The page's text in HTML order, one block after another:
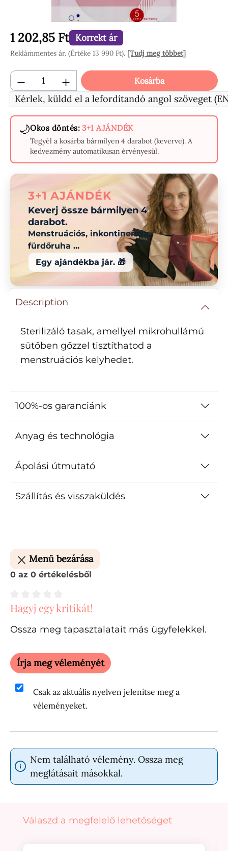
1 202,85 Ft Korrekt ár
Reklámmentes ár. (Értéke 13 990 Ft). [Tudj meg többet]
Termékmennyiség: Adja meg a kívánt
Kérlek, küldd el a lefordítandó angol szöveget
Kosárba
🌙Okos döntés: 3+1 AJÁNDÉK
Tegyél a kosárba bármilyen 4 darabot (keverve). A
kedvezmény automatikusan érvényesül.
3+1 AJÁNDÉK
Keverj össze bármilyen 4
darabot.
Menstruációs, inkontinencia,
fürdőruha ...
Egy ajándékba jár. 🎁
Description
Sterilizáló tasak, amellyel mikrohullámú
sütőben gőzzel tisztíthatod a
menstruációs kelyhedet.
100%-os garanciánk
Anyag és technológia
Ápolási útmutató
Szállítás és visszaküldés
Menü bezárása
0 az 0 értékelésből
Átlagos értékelés 0 a 5 csillagból
Hagyj egy kritikát!
Ossza meg tapasztalatait más ügyfelekkel.
Írja meg véleményét
Csak az aktuális nyelven jelenítse meg a
véleményeket.
Nem található vélemény. Ossza meg
meglátásait másokkal.
Termékgaléria kihagyása
Válaszd a megfelelő lehetőséget